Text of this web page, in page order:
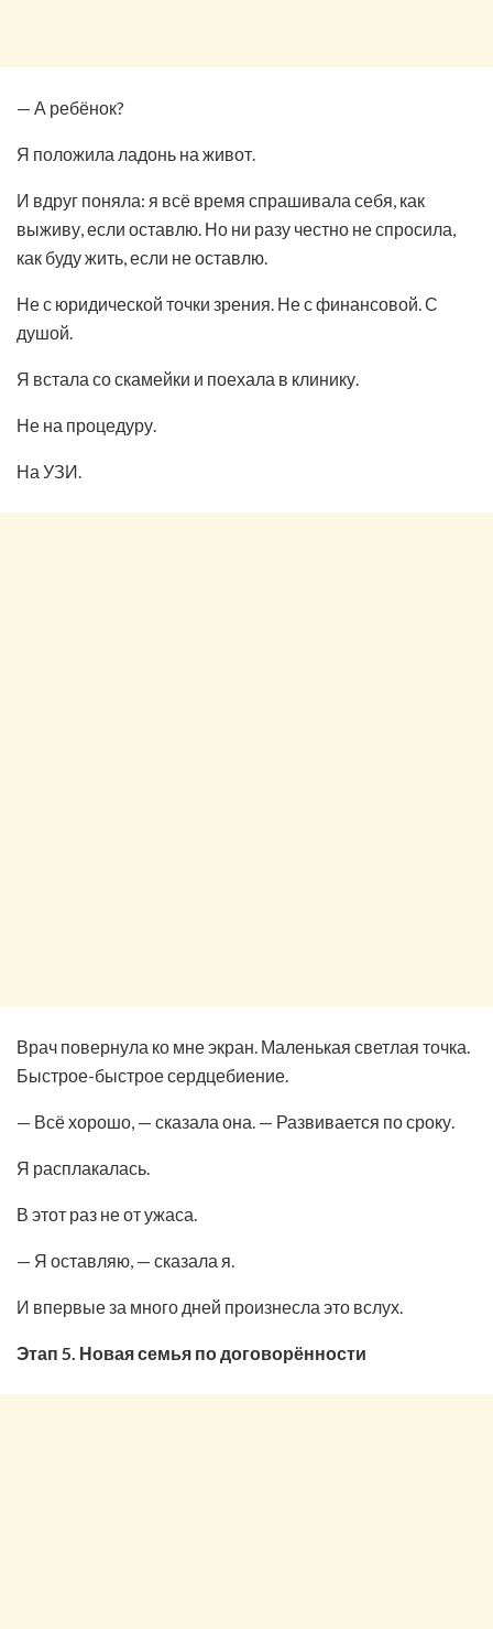
— А ребёнок?
Я положила ладонь на живот.
И вдруг поняла: я всё время спрашивала себя, как
выживу, если оставлю. Но ни разу честно не спросила,
как буду жить, если не оставлю.
Не с юридической точки зрения. Не с финансовой. С
душой.
Я встала со скамейки и поехала в клинику.
Не на процедуру.
На УЗИ.
Врач повернула ко мне экран. Маленькая светлая точка.
Быстрое-быстрое сердцебиение.
— Всё хорошо, — сказала она. — Развивается по сроку.
Я расплакалась.
В этот раз не от ужаса.
— Я оставляю, — сказала я.
И впервые за много дней произнесла это вслух.
Этап 5. Новая семья по договорённости